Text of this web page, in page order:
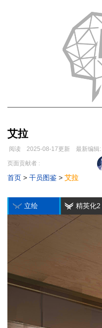
艾拉
阅读 2025-08-17更新 最新编辑:
跳
导
跳
搜
页面贡献者 :
首页 > 干员图鉴 > 艾拉
立绘 精英化2